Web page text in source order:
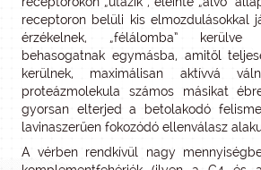
receptoron belüli kis elmozdulásokkal
érzékelnek, „félálomba” kerülve
behasogatnak egymásba, amitől
kerülnek, maximálisan aktívvá
proteázmolekula számos másikat
gyorsan elterjed a betolakodó
lavinaszerűen fokozódó ellenválasz
A vérben rendkívül nagy